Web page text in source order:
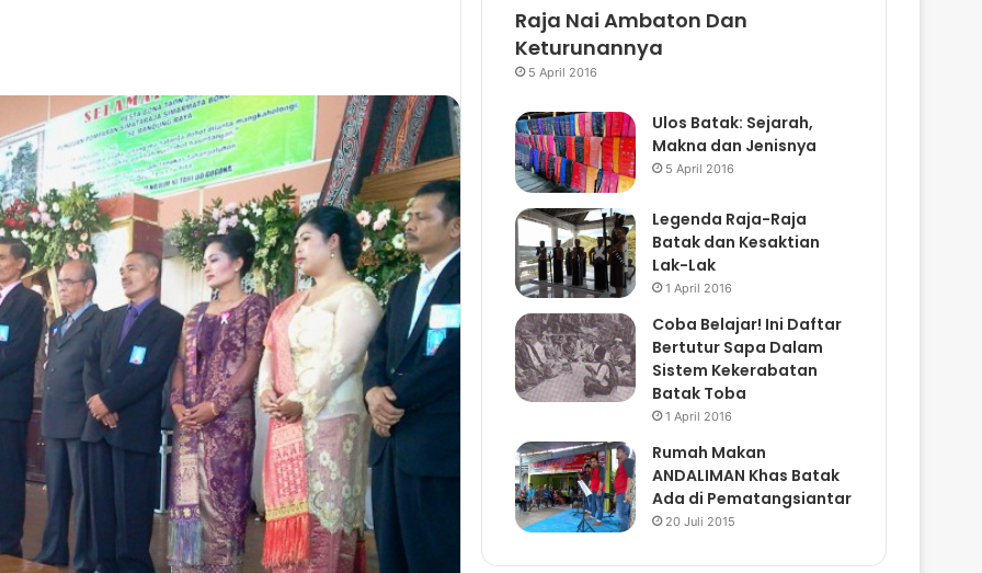
Raja Nai Ambaton Dan
Keturunannya
5 April 2016
Ulos Batak: Sejarah,
Makna dan Jenisnya
5 April 2016
Legenda Raja-Raja
Batak dan Kesaktian
Lak-Lak
1 April 2016
Coba Belajar! Ini Daftar
Bertutur Sapa Dalam
Sistem Kekerabatan
Batak Toba
1 April 2016
Rumah Makan
ANDALIMAN Khas Batak
Ada di Pematangsiantar
20 Juli 2015